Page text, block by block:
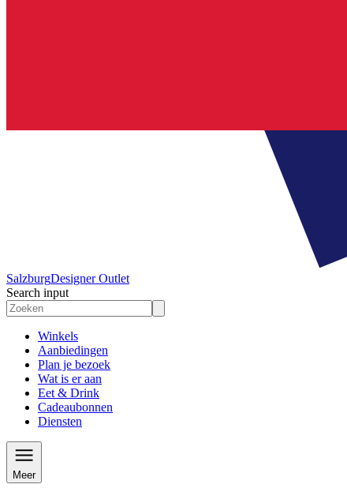
SalzburgDesigner Outlet
Search input
Winkels
Aanbiedingen
Plan je bezoek
Wat is er aan
Eet & Drink
Cadeaubonnen
Diensten
Meer